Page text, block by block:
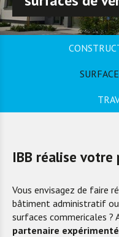
IBB réalise
Vous envisagez de faire
bâtiment administratif
surfaces commericales ?
partenaire expérimenté